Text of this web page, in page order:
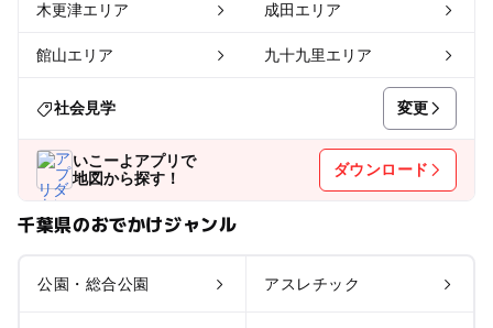
木更津エリア 成田エリア
館山エリア 九十九里エリア
社会見学 変更
いこーよアプリで
地図から探す！
ダウンロード
千葉県のおでかけジャンル
公園・総合公園 アスレチック